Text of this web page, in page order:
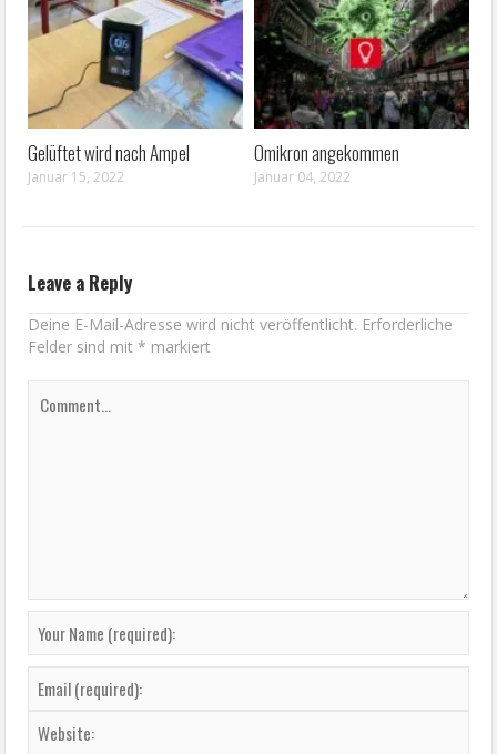
Gelüftet wird nach Ampel
Januar 15, 2022
Omikron angekommen
Januar 04, 2022
Leave a Reply
Deine E-Mail-Adresse wird nicht veröffentlicht. Erforderliche
Felder sind mit* markiert